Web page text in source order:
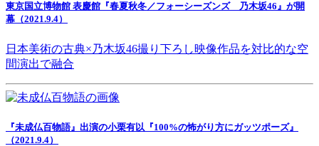
東京国立博物館 表慶館『春夏秋冬／フォーシーズンズ 乃木坂46』が開
幕（2021.9.4）
日本美術の古典×乃木坂46撮り下ろし映像作品を対比的な空
間演出で融合
『未成仏百物語』出演の小栗有以『100%の怖がり方にガッツポーズ』
（2021.9.4）